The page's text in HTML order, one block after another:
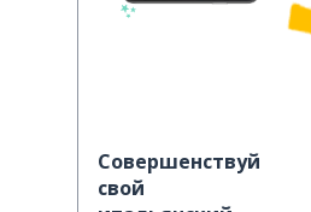
Совершенствуй
свой